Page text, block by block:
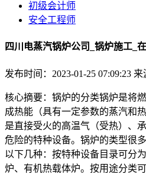
初级会计师
安全工程师
四川电蒸汽锅炉公司_锅炉施工_
发布时间：2023-01-25 07:09:23 来
核心摘要：锅炉的分类锅炉是将
成热能（具有一定参数的蒸汽和
是直接受火的高温气（受热）、
危险的特种设备。锅炉的类型很
以下几种：按特种设备目录可分
炉、有机热载体炉。按用途分类